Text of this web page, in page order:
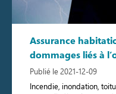
Assurance
dommages liés à
Publié le 2021-12-09
Incendie, inondation,